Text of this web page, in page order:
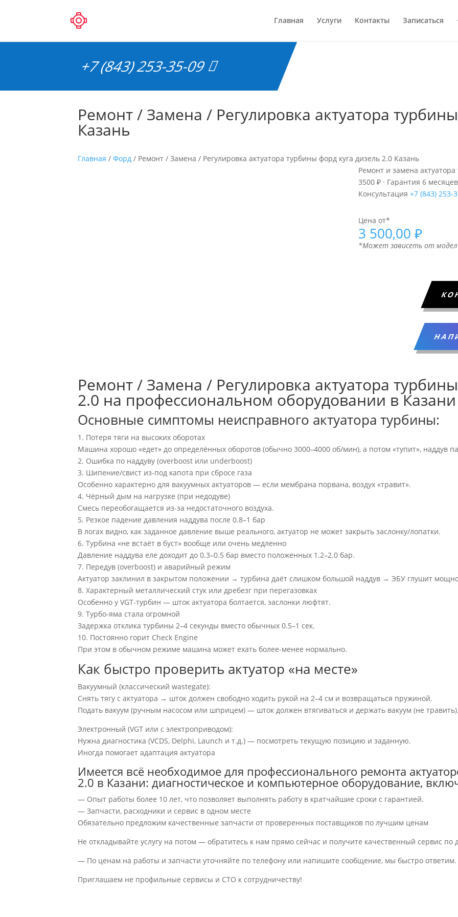
Главная Услуги Контакты Записаться
+7 (843) 253-35-09
Ремонт / Замена / Регулировка актуатора
Казань
Главная / Форд / Ремонт / Замена / Регулировка актуатора турбины форд куга дизель 2.0 Казань
Ремонт и замена
3500 ₽ · Гарантия 6
Консультация +7 (843) 253-
Цена от*
3 500,00 ₽
*Может зависеть от
Ремонт / Замена / Регулировка актуатора
2.0 на профессиональном оборудовании в Казани
Основные симптомы неисправного актуатора турбины:
1. Потеря тяги на высоких оборотах
Машина хорошо «едет» до определённых оборотов (обычно 3000–4000 об/мин), а потом «тупит», наддув
2. Ошибка по наддуву (overboost или underboost)
3. Шипение/свист из-под капота при сбросе газа
Особенно характерно для вакуумных актуаторов — если мембрана порвана, воздух «травит».
4. Чёрный дым на нагрузке (при недодуве)
Смесь переобогащается из-за недостаточного воздуха.
5. Резкое падение давления наддува после 0.8–1 бар
В логах видно, как заданное давление выше реального, актуатор не может закрыть заслонку/лопатки.
6. Турбина «не встаёт в буст» вообще или очень медленно
Давление наддува еле доходит до 0.3–0.5 бар вместо положенных 1.2–2.0 бар.
7. Передув (overboost) и аварийный режим
Актуатор заклинил в закрытом положении → турбина даёт слишком большой наддув → ЭБУ глушит
8. Характерный металлический стук или дребезг при перегазовках
Особенно у VGT-турбин — шток актуатора болтается, заслонки люфтят.
9. Турбо-яма стала огромной
Задержка отклика турбины 2–4 секунды вместо обычных 0.5–1 сек.
10. Постоянно горит Check Engine
При этом в обычном режиме машина может ехать более-менее нормально.
Как быстро проверить актуатор «на месте»
Вакуумный (классический wastegate):
Снять тягу с актуатора → шток должен свободно ходить рукой на 2–4 см и возвращаться пружиной.
Подать вакуум (ручным насосом или шприцем) — шток должен втягиваться и держать вакуум (не
Электронный (VGT или с электроприводом):
Нужна диагностика (VCDS, Delphi, Launch и т.д.) — посмотреть текущую позицию и заданную.
Иногда помогает адаптация актуатора
Имеется всё необходимое для профессионального ремонта
2.0 в Казани: диагностическое и компьютерное оборудование,
— Опыт работы более 10 лет, что позволяет выполнять работу в кратчайшие сроки с гарантией.
— Запчасти, расходники и сервис в одном месте
Обязательно предложим качественные запчасти от проверенных поставщиков по лучшим ценам
Не откладывайте услугу на потом — обратитесь к нам прямо сейчас и получите качественный сервис по
— По ценам на работы и запчасти уточняйте по телефону или напишите сообщение, мы быстро ответим.
Приглашаем не профильные сервисы и СТО к сотрудничеству!